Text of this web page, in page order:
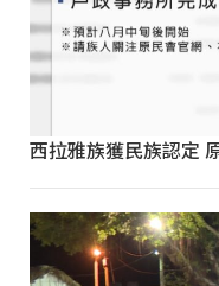
西拉雅族獲民族認定